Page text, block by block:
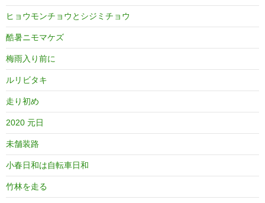
ヒョウモンチョウとシジミチョウ
酷暑ニモマケズ
梅雨入り前に
ルリビタキ
走り初め
2020 元日
未舗装路
小春日和は自転車日和
竹林を走る